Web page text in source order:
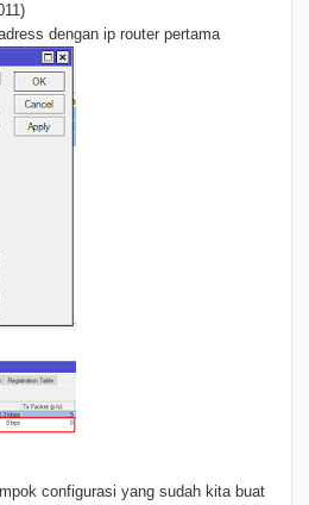
dengan ip router pertama
configurasi yang sudah kita buat